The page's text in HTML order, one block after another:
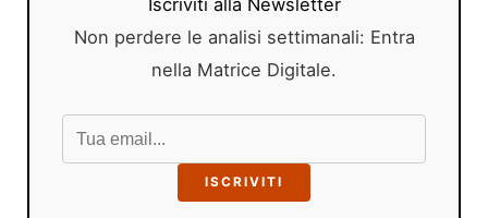
Non perdere le analisi settimanali: Entra
nella Matrice Digitale.
ISCRIVITI